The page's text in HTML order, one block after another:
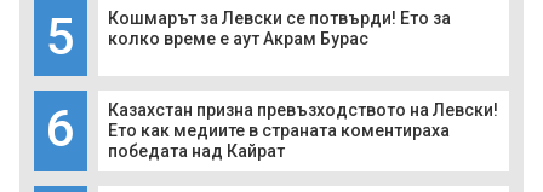
5
Кошмарът за Левски се потвърди! Ето за
колко време е аут Акрам Бурас
6
Казахстан призна превъзходството на Левски!
Ето как медиите в страната коментираха
победата над Кайрат